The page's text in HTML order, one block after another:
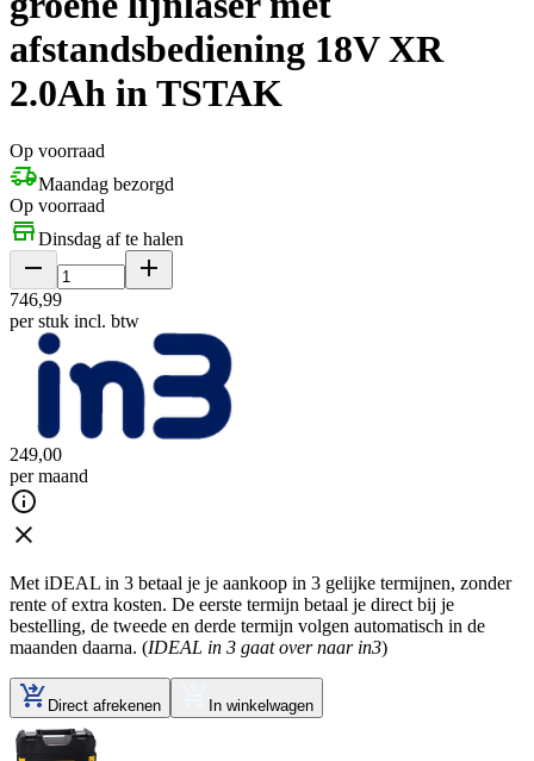
afstandsbediening 18V XR
2.0Ah in TSTAK
Op voorraad
Maandag bezorgd
Op voorraad
Dinsdag af te halen
746,99
per stuk incl. btw
249,00
per maand
Met iDEAL in 3 betaal je je aankoop in 3 gelijke termijnen, zonder
rente of extra kosten. De eerste termijn betaal je direct bij je
bestelling, de tweede en derde termijn volgen automatisch in de
maanden daarna. (IDEAL in 3 gaat over naar in3)
Direct afrekenen In winkelwagen